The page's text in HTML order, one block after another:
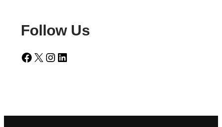
Follow Us
Facebook X Instagram LinkedIn